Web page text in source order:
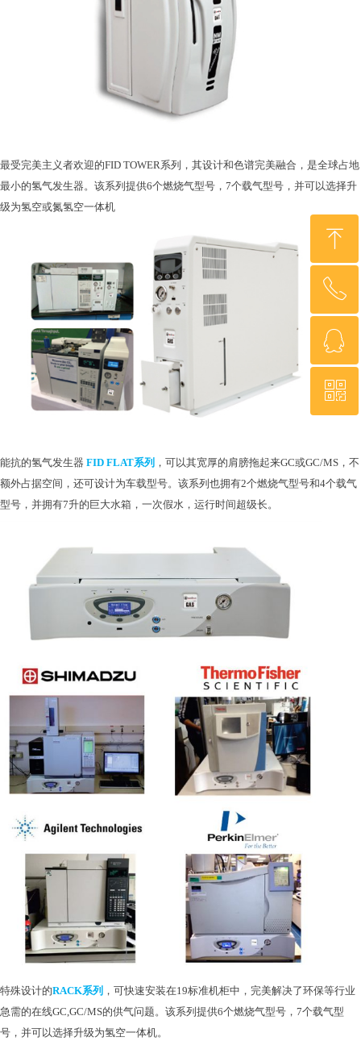
最受完美主义者欢迎的FID TOWER系列，其设计和色谱完美融合，是全球占地
最小的氢气发生器。该系列提供6个燃烧气型号，7个载气型号，并可以选择升
级为氢空或氮氢空一体机
能抗的氢气发生器 FID FLAT系列 ，可以其宽厚的肩膀拖起来GC或GC/MS，不
额外占据空间，还可设计为车载型号。该系列也拥有2个燃烧气型号和4个载气
型号，并拥有7升的巨大水箱，一次假水，运行时间超级长。
特殊设计的RACK系列 ，可快速安装在19标准机柜中，完美解决了环保等行业
急需的在线GC,GC/MS的供气问题。该系列提供6个燃烧气型号，7个载气型
号，并可以选择升级为氢空一体机。
ꁸ
回到顶部
ꂅ
ꁗ
QQ客服
ꀥ